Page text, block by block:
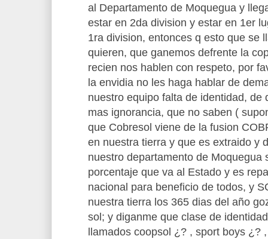
al Departamento de Moquegua y
estar en 2da division y estar en 1er
1ra division, entonces q esto que se
quieren, que ganemos defrente la
recien nos hablen con respeto, por
la envidia no les haga hablar de
nuestro equipo falta de identidad, de
mas ignorancia, que no saben (
que Cobresol viene de la fusion
en nuestra tierra y que es extraido y
nuestro departamento de Moquegua
porcentaje que va al Estado y es
nacional para beneficio de todos, y
nuestra tierra los 365 dias del año
sol; y diganme que clase de
llamados coopsol ¿? , sport boys ¿?